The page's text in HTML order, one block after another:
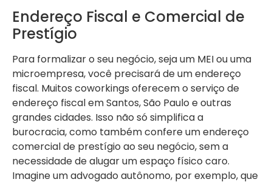
Endereço Fiscal e Comercial de
Prestígio
Para formalizar o seu negócio, seja um MEI ou uma
microempresa, você precisará de um endereço
fiscal. Muitos coworkings oferecem o serviço de
endereço fiscal em Santos, São Paulo e outras
grandes cidades. Isso não só simplifica a
burocracia, como também confere um endereço
comercial de prestígio ao seu negócio, sem a
necessidade de alugar um espaço físico caro.
Imagine um advogado autônomo, por exemplo, que